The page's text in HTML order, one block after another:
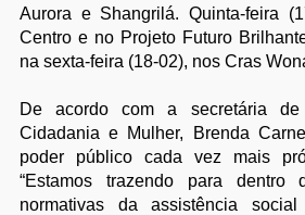
Aurora e Shangrilá. Quinta-feira
Centro e no Projeto Futuro
na sexta-feira (18-02), nos Cras
De acordo com a secretária de
Cidadania e Mulher, Brenda
poder público cada vez mais
“Estamos trazendo para
normativas da assistência